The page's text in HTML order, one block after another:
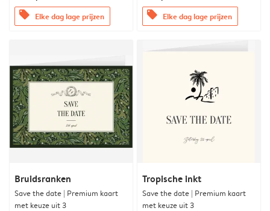
offers Elke dag lage prijzen offers Elke dag lage prijzen
Bruidsranken
Save the date | Premium kaart
met keuze uit 3
Tropische inkt
Save the date | Premium kaart
met keuze uit 3